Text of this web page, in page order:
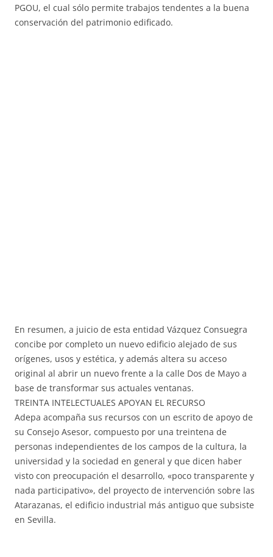
PGOU, el cual sólo permite trabajos tendentes a la buena
conservación del patrimonio edificado.
En resumen, a juicio de esta entidad Vázquez Consuegra
concibe por completo un nuevo edificio alejado de sus
orígenes, usos y estética, y además altera su acceso
original al abrir un nuevo frente a la calle Dos de Mayo a
base de transformar sus actuales ventanas.
TREINTA INTELECTUALES APOYAN EL RECURSO
Adepa acompaña sus recursos con un escrito de apoyo de
su Consejo Asesor, compuesto por una treintena de
personas independientes de los campos de la cultura, la
universidad y la sociedad en general y que dicen haber
visto con preocupación el desarrollo, «poco transparente y
nada participativo», del proyecto de intervención sobre las
Atarazanas, el edificio industrial más antiguo que subsiste
en Sevilla.